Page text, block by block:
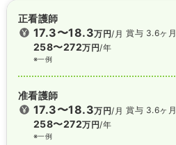
正看護師
17.3〜18.3万円/月
258〜272万円/年
※一例
賞与 3.6ヶ月
准看護師
17.3〜18.3万円/月
258〜272万円/年
※一例
賞与 3.6ヶ月